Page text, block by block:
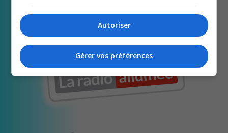
Autoriser
Gérer vos préférences